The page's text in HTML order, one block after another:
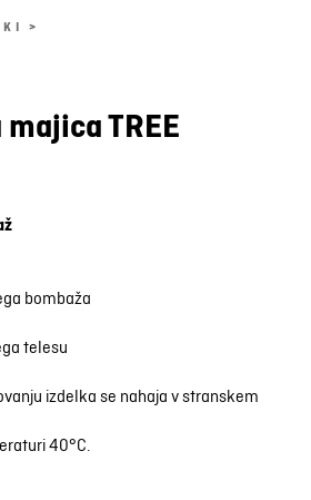
>
TREE
bombaža
telesu
izdelka se nahaja v stranskem
40°C.